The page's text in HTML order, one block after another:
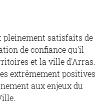
pleinement satisfaits de
de confiance qu'il
et la ville d'Arras.
extrêmement positives
aux enjeux du